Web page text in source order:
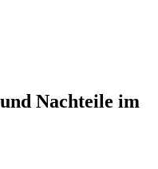
Nachteile im